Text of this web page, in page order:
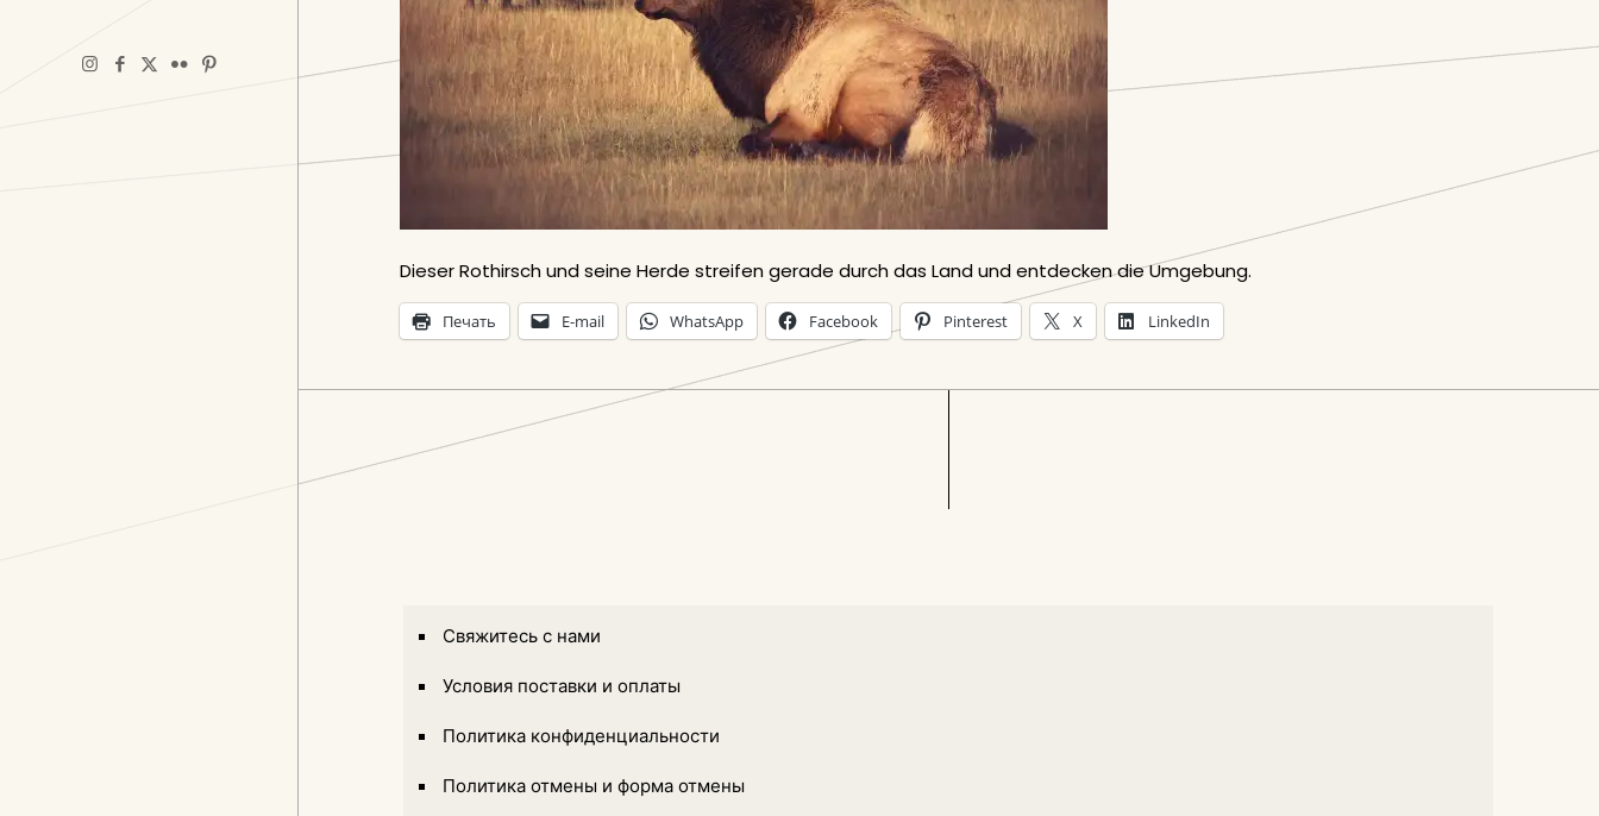
Dieser Rothirsch und seine Herde streifen gerade durch das Land und entdecken die Umgebung.
Печать E-mail WhatsApp Facebook Pinterest X LinkedIn
Свяжитесь с нами
Условия поставки и оплаты
Политика конфиденциальности
Политика отмены и форма отмены